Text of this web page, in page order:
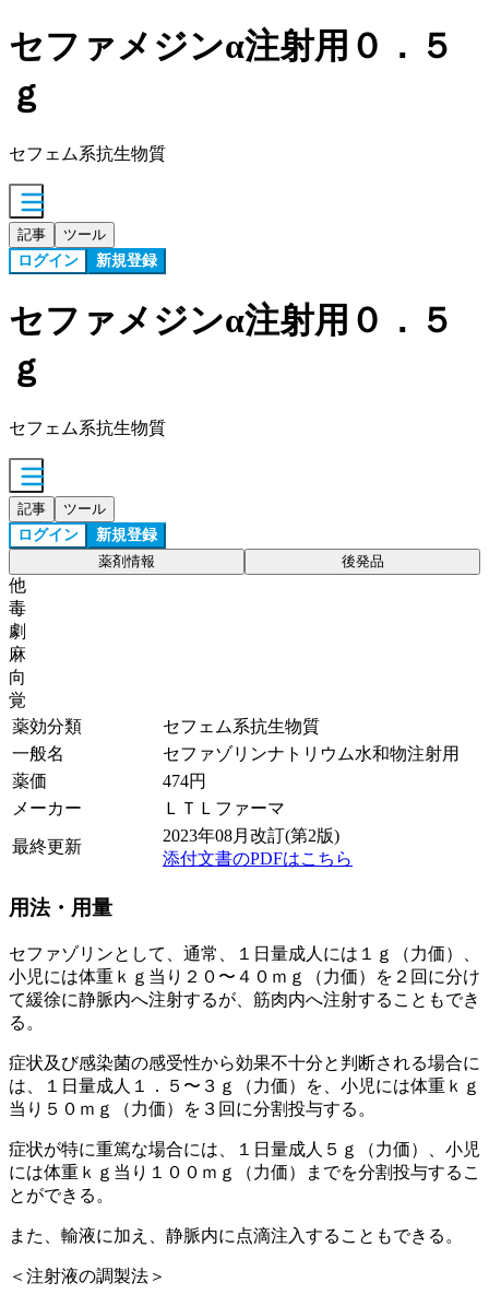
セファメジンα注射用０．５
ｇ
セフェム系抗生物質
記事 ツール
ログイン 新規登録
セファメジンα注射用０．５
ｇ
セフェム系抗生物質
記事 ツール
ログイン 新規登録
薬剤情報 後発品
他
毒
劇
麻
向
覚
薬効分類
セフェム系抗生物質
一般名
セファゾリンナトリウム水和物注射用
薬価
474円
メーカー
ＬＴＬファーマ
最終更新
2023年08月改訂(第2版)
添付文書のPDFはこちら
用法・用量
セファゾリンとして、通常、１日量成人には１ｇ（力価）、
小児には体重ｋｇ当り２０〜４０ｍｇ（力価）を２回に分け
て緩徐に静脈内へ注射するが、筋肉内へ注射することもでき
る。
症状及び感染菌の感受性から効果不十分と判断される場合に
は、１日量成人１．５〜３ｇ（力価）を、小児には体重ｋｇ
当り５０ｍｇ（力価）を３回に分割投与する。
症状が特に重篤な場合には、１日量成人５ｇ（力価）、小児
には体重ｋｇ当り１００ｍｇ（力価）までを分割投与するこ
とができる。
また、輸液に加え、静脈内に点滴注入することもできる。
＜注射液の調製法＞